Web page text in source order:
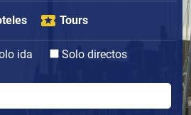
Tours
ida
Solo directos